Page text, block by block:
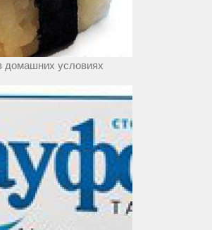
домашних условиях